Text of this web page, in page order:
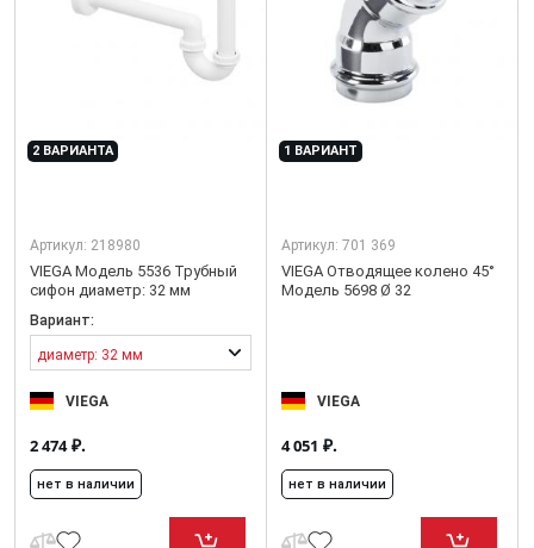
2 ВАРИАНТА
Артикул: 218980
VIEGA Модель 5536 Трубный
сифон диаметр: 32 мм
Вариант:
диаметр: 32 мм
VIEGA
2 474₽.
нет в наличии
1 ВАРИАНТ
Артикул: 701 369
VIEGA Отводящее колено 45°
Модель 5698 Ø 32
VIEGA
4 051 ₽.
нет в наличии